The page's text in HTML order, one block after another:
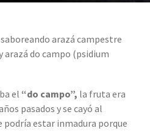
arazá campestre
arazá do campo (psidium
el “do campo”, la fruta era
pasados y se cayó al
podría estar inmadura porque